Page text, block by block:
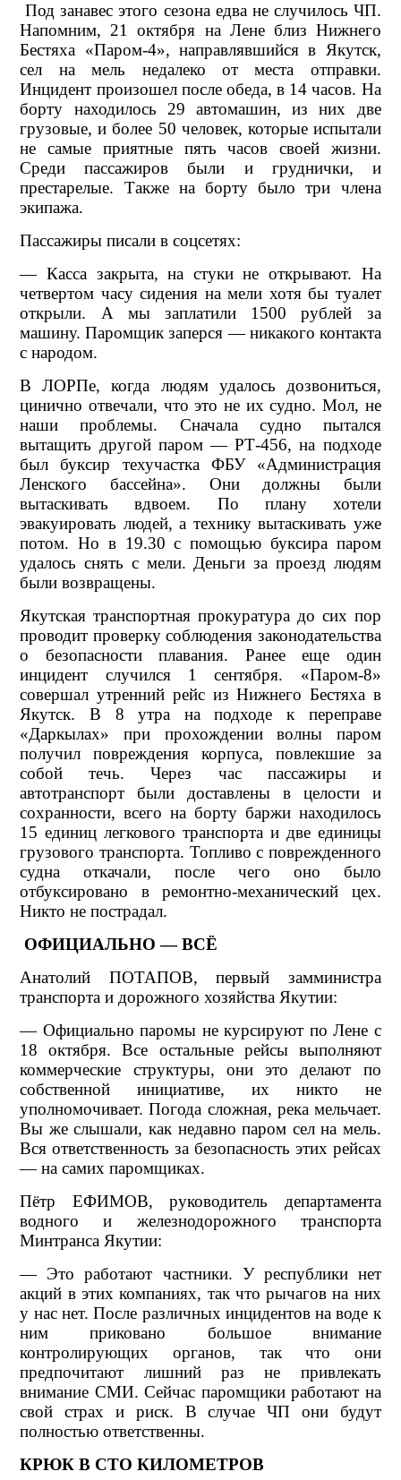
Под занавес этого сезона едва не случилось ЧП.
Напомним, 21 октября на Лене близ Нижнего
Бестяха «Паром-4», направлявшийся в Якутск,
сел на мель недалеко от места отправки.
Инцидент произошел после обеда, в 14 часов. На
борту находилось 29 автомашин, из них две
грузовые, и более 50 человек, которые испытали
не самые приятные пять часов своей жизни.
Среди пассажиров были и груднички, и
престарелые. Также на борту было три члена
экипажа.
Пассажиры писали в соцсетях:
— Касса закрыта, нa стуки не открывают. На
четвертом часу сидения на мели хотя бы туалет
открыли. А мы заплатили 1500 рублей за
машину. Паромщик заперся — никакого контакта
с народом.
В ЛОРПе, когда людям удалось дозвониться,
цинично отвечали, что это не их судно. Мол, не
наши проблемы. Сначала судно пытался
вытащить другой паром — РТ-456, на подходе
был буксир техучастка ФБУ «Администрация
Ленского бассейна». Они должны были
вытаскивать вдвоем. По плану хотели
эвакуировать людей, а технику вытаскивать уже
потом. Но в 19.30 с помощью буксира паром
удалось снять с мели. Деньги за проезд людям
были возвращены.
Якутская транспортная прокуратура до сих пор
проводит проверку соблюдения законодательства
о безопасности плавания. Ранее еще один
инцидент случился 1 сентября. «Паром-8»
совершал утренний рейс из Нижнего Бестяха в
Якутск. В 8 утра на подходе к переправе
«Даркылах» при прохождении волны паром
получил повреждения корпуса, повлекшие за
собой течь. Через час пассажиры и
автотранспорт были доставлены в целости и
сохранности, всего на борту баржи находилось
15 единиц легкового транспорта и две единицы
грузового транспорта. Топливо с поврежденного
судна откачали, после чего оно было
отбуксировано в ремонтно-механический цех.
Никто не пострадал.
ОФИЦИАЛЬНО — ВСЁ
Анатолий ПОТАПОВ, первый замминистра
транспорта и дорожного хозяйства Якутии:
— Официально паромы не курсируют по Лене с
18 октября. Все остальные рейсы выполняют
коммерческие структуры, они это делают по
собственной инициативе, их никто не
уполномочивает. Погода сложная, река мельчает.
Вы же слышали, как недавно паром сел на мель.
Вся ответственность за безопасность этих рейсах
— на самих паромщиках.
Пётр ЕФИМОВ, руководитель департамента
водного и железнодорожного транспорта
Минтранса Якутии:
— Это работают частники. У республики нет
акций в этих компаниях, так что рычагов на них
у нас нет. После различных инцидентов на воде к
ним приковано большое внимание
контролирующих органов, так что они
предпочитают лишний раз не привлекать
внимание СМИ. Сейчас паромщики работают на
свой страх и риск. В случае ЧП они будут
полностью ответственны.
КРЮК В СТО КИЛОМЕТРОВ